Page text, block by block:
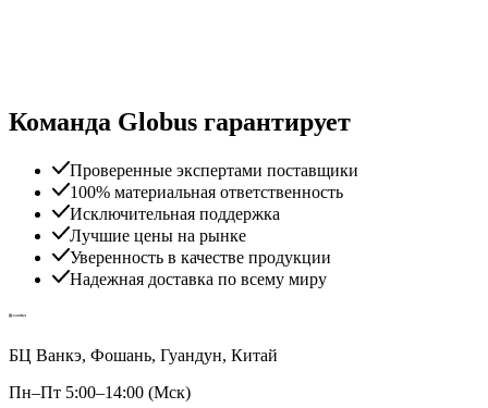
Команда Globus гарантирует
Проверенные экспертами поставщики
100% материальная ответственность
Исключительная поддержка
Лучшие цены на рынке
Уверенность в качестве продукции
Надежная доставка по всему миру
БЦ Ванкэ, Фошань, Гуандун, Китай
Пн–Пт 5:00–14:00 (Мск)